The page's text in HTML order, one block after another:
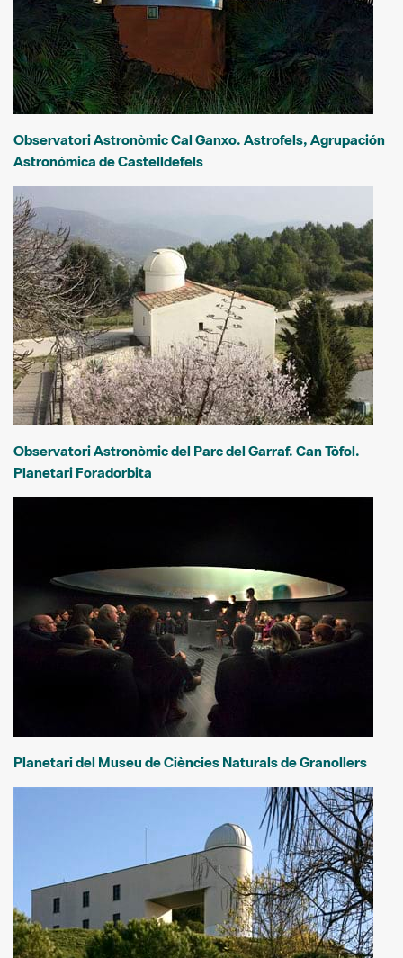
Observatori Astronòmic Cal Ganxo. Astrofels, Agrupación
Astronómica de Castelldefels
Observatori Astronòmic del Parc del Garraf. Can Tòfol.
Planetari Foradorbita
Planetari del Museu de Ciències Naturals de Granollers